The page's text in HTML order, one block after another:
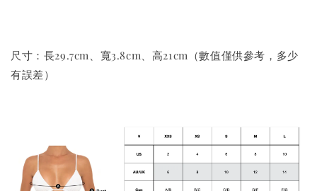
尺寸：長29.7cm、寬3.8cm、高21cm（數值僅供參考，多少
有誤差）